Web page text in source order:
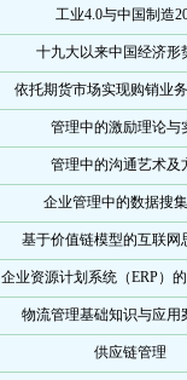
工业4.0与中国制造
十九大以来中国经济形
依托期货市场实现购销业
管理中的激励理论与
管理中的沟通艺术及
企业管理中的数据搜
基于价值链模型的互联网
企业资源计划系统（ERP）
物流管理基础知识与应用
供应链管理